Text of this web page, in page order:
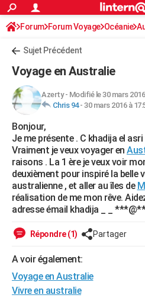
ACTUALITÉS
Politique
Société
Faits Divers
Education
Monde
Villes
+
FINANCE
Retraite
Impôts
Epargne
Immobilier
Risques naturels par ville
Banque
Assurance
Crédit
AUTO
Essais
Réserver un essai
Citadines
Berlines
SUV
Forum auto
+HIGH-TECH
Mobiles
Meilleur smartphone
Internet
Ordinateurs
Jeux vidéo
Guide high-tech
BRICOLAGE
Forum
Aménagement intérieur
Extérieur
Cuisine
Salle de bains
Jardinage
Rangement
WEEK-END
Guides de France
Escapades
Patrimoine
Expositions
Musées
Week-end nature
LIFESTYLE
Art de vivre
Bien-être
Loisirs
Mode
Modes de vie
SANTE
VOYAGE
Destinations
City break
Voyage nature
Voyage de noces
Forum
Climat
+PHOTO
Forum Forum Voyage Océanie
Sujet Précédent
Voyage en Australie
Azerty- Modifié le 30 mars
Chris 94- 30 mars 2016 à
Bonjour,
Je me présente . C khadija el
Vraiment je veux voyager en
raisons . La 1 ère je veux voir
deuxièment pour inspiré la belle
australienne , et aller au îles de
réalisation de me mon rêve.
adresse émail khadija _ _
Répondre (1) Partager
A voir également:
Voyage en Australie
Vivre en australie